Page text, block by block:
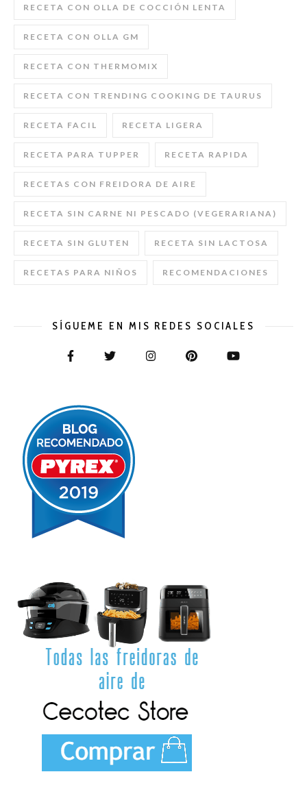
RECETA CON OLLA DE COCCIÓN LENTA
RECETA CON OLLA GM
RECETA CON THERMOMIX
RECETA CON TRENDING COOKING DE TAURUS
RECETA FACIL RECETA LIGERA
RECETA PARA TUPPER RECETA RAPIDA
RECETAS CON FREIDORA DE AIRE
RECETA SIN CARNE NI PESCADO (VEGERARIANA)
RECETA SIN GLUTEN RECETA SIN LACTOSA
RECETAS PARA NIÑOS RECOMENDACIONES
SÍGUEME EN MIS REDES SOCIALES